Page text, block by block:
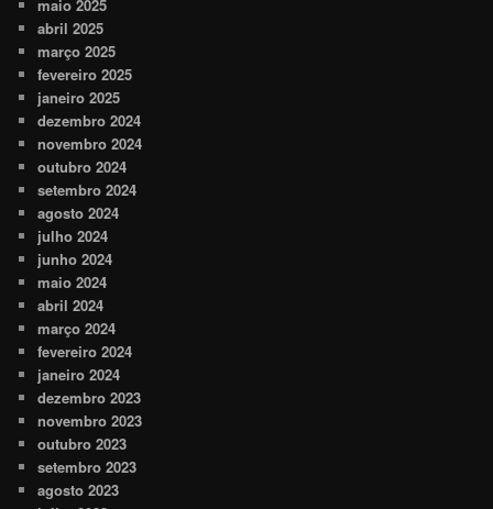
maio 2025
abril 2025
março 2025
fevereiro 2025
janeiro 2025
dezembro 2024
novembro 2024
outubro 2024
setembro 2024
agosto 2024
julho 2024
junho 2024
maio 2024
abril 2024
março 2024
fevereiro 2024
janeiro 2024
dezembro 2023
novembro 2023
outubro 2023
setembro 2023
agosto 2023